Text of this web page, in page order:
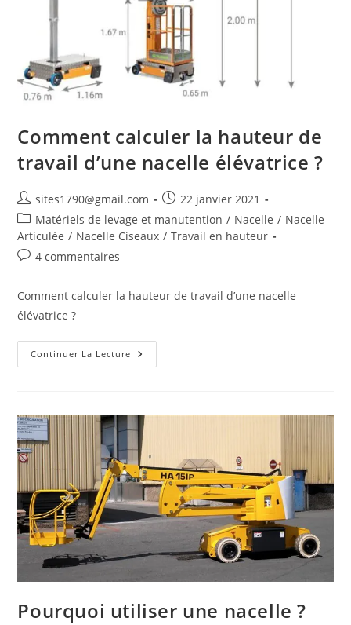
Comment calculer la hauteur de
travail d’une nacelle élévatrice ?
Auteur/autrice
de
la
publication :
sites1790@gmail.com
Publication
publiée :
22 janvier 2021
Post
category:
Matériels de levage et manutention / Nacelle / Nacelle
Articulée / Nacelle Ciseaux / Travail en hauteur
Commentaires
la
publication :
4 commentaires
Comment calculer la hauteur de travail d’une nacelle
élévatrice ?
Continuer La Lecture Comment
Calculer
D’une
Nacelle
Élévatrice
?
Pourquoi utiliser une nacelle ?